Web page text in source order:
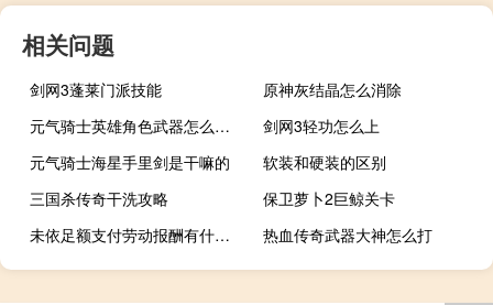
相关问题
剑网3蓬莱门派技能
原神灰结晶怎么消除
元气骑士英雄角色武器怎么获得
剑网3轻功怎么上
元气骑士海星手里剑是干嘛的
软装和硬装的区别
三国杀传奇干洗攻略
保卫萝卜2巨鲸关卡
未依足额支付劳动报酬有什么处罚
热血传奇武器大神怎么打